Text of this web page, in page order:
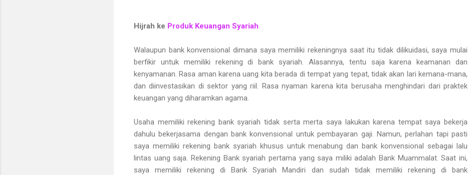
Hijrah ke Produk Keuangan Syariah
Walaupun bank konvensional dimana saya memiliki rekeningnya saat itu tidak dilikuidasi, saya mulai
berfikir untuk memiliki rekening di bank syariah. Alasannya, tentu saja karena keamanan dan
kenyamanan. Rasa aman karena uang kita berada di tempat yang tepat, tidak akan lari kemana-mana,
dan diinvestasikan di sektor yang riil. Rasa nyaman karena kita berusaha menghindari dari praktek
keuangan yang diharamkan agama.
Usaha memiliki rekening bank syariah tidak serta merta saya lakukan karena tempat saya bekerja
dahulu bekerjasama dengan bank konvensional untuk pembayaran gaji. Namun, perlahan tapi pasti
saya memiliki rekening bank syariah khusus untuk menabung dan bank konvensional sebagai lalu
lintas uang saja. Rekening Bank syariah pertama yang saya miliki adalah Bank Muammalat. Saat ini,
saya memiliki rekening di Bank Syariah Mandiri dan sudah tidak memiliki rekening di bank